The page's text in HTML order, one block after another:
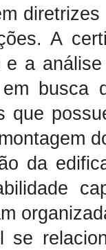
A
e a
busca
que
da
se